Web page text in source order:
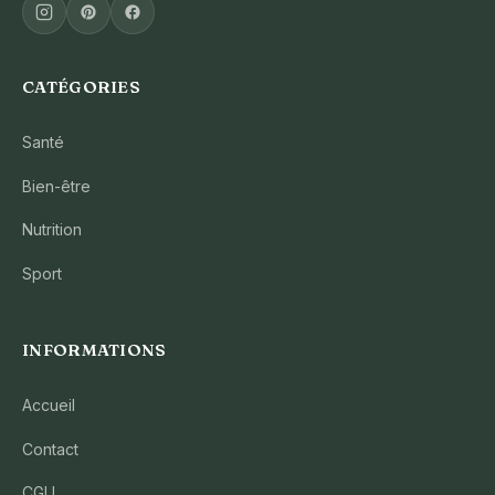
CATÉGORIES
Santé
Bien-être
Nutrition
Sport
INFORMATIONS
Accueil
Contact